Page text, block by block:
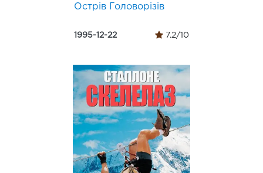
Острів Головорізів
1995-12-22 7.2/10